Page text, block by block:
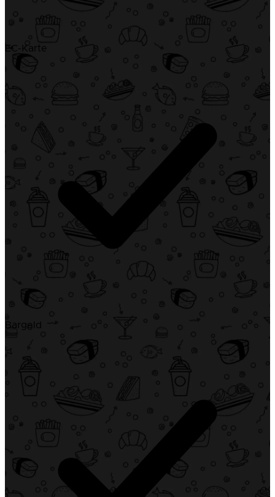
EC-Karte
Bargeld